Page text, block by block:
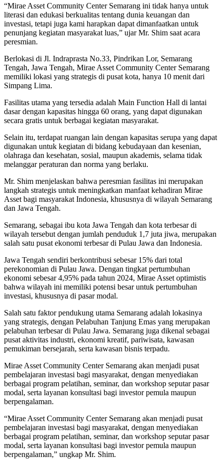
“Mirae Asset Community Center Semarang ini tidak hanya untuk
literasi dan edukasi berkualitas tentang dunia keuangan dan
investasi, tetapi juga kami harapkan dapat dimanfaatkan untuk
penunjang kegiatan masyarakat luas,” ujar Mr. Shim saat acara
peresmian.
Berlokasi di Jl. Indraprasta No.33, Pindrikan Lor, Semarang
Tengah, Jawa Tengah, Mirae Asset Community Center Semarang
memiliki lokasi yang strategis di pusat kota, hanya 10 menit dari
Simpang Lima.
Fasilitas utama yang tersedia adalah Main Function Hall di lantai
dasar dengan kapasitas hingga 60 orang, yang dapat digunakan
secara gratis untuk berbagai kegiatan masyarakat.
Selain itu, terdapat ruangan lain dengan kapasitas serupa yang dapat
digunakan untuk kegiatan di bidang kebudayaan dan kesenian,
olahraga dan kesehatan, sosial, maupun akademis, selama tidak
melanggar peraturan dan norma yang berlaku.
Mr. Shim menjelaskan bahwa peresmian fasilitas ini merupakan
langkah strategis untuk meningkatkan manfaat kehadiran Mirae
Asset bagi masyarakat Indonesia, khususnya di wilayah Semarang
dan Jawa Tengah.
Semarang, sebagai ibu kota Jawa Tengah dan kota terbesar di
wilayah tersebut dengan jumlah penduduk 1,7 juta jiwa, merupakan
salah satu pusat ekonomi terbesar di Pulau Jawa dan Indonesia.
Jawa Tengah sendiri berkontribusi sebesar 15% dari total
perekonomian di Pulau Jawa. Dengan tingkat pertumbuhan
ekonomi sebesar 4,95% pada tahun 2024, Mirae Asset optimistis
bahwa wilayah ini memiliki potensi besar untuk pertumbuhan
investasi, khususnya di pasar modal.
Salah satu faktor pendukung utama Semarang adalah lokasinya
yang strategis, dengan Pelabuhan Tanjung Emas yang merupakan
pelabuhan terbesar di Pulau Jawa. Semarang juga dikenal sebagai
pusat aktivitas industri, ekonomi kreatif, pariwisata, kawasan
pemukiman bersejarah, serta kawasan bisnis terpadu.
Mirae Asset Community Center Semarang akan menjadi pusat
pembelajaran investasi bagi masyarakat, dengan menyediakan
berbagai program pelatihan, seminar, dan workshop seputar pasar
modal, serta layanan konsultasi bagi investor pemula maupun
berpengalaman.
“Mirae Asset Community Center Semarang akan menjadi pusat
pembelajaran investasi bagi masyarakat, dengan menyediakan
berbagai program pelatihan, seminar, dan workshop seputar pasar
modal, serta layanan konsultasi bagi investor pemula maupun
berpengalaman,” ungkap Mr. Shim.